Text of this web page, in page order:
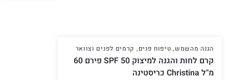
הגנה מהשמש, טיפוח פנים, קרמים לפנים וצוואר
קרם לחות והגנה למיצוק SPF 50 פירם 60
מ"ל Christina כריסטינה